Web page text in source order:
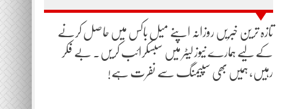
تازہ ترین خبریں روزانہ اپنے میل باکس میں حاصل کرنے
کے لیے ہمارے نیوز لیٹر میں سبسکرائب کریں۔ بے فکر
رہیں، ہمیں بھی سپیمنگ سے نفرت ہے!